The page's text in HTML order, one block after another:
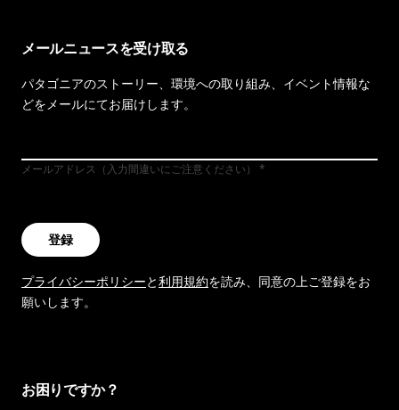
メールニュースを受け取る
パタゴニアのストーリー、環境への取り組み、イベント情報な
どをメールにてお届けします。
メールアドレス（入力間違いにご注意ください）
登録
プライバシーポリシーと利用規約を読み、同意の上ご登録をお
願いします。
お困りですか？